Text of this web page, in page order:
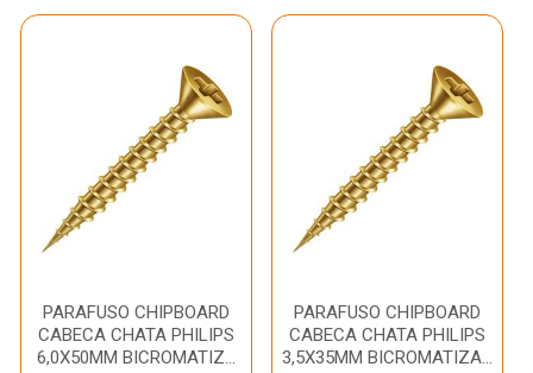
PARAFUSO CHIPBOARD
CABECA CHATA PHILIPS
6,0X50MM BICROMATIZ...
PARAFUSO CHIPBOARD
CABECA CHATA PHILIPS
3,5X35MM BICROMATIZA...